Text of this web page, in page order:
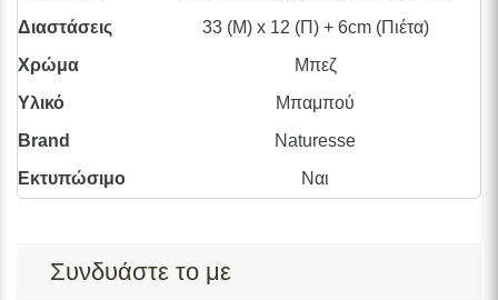
Διαστάσεις
33 (Μ) x 12 (Π) + 6cm (Πιέτα)
Χρώμα
Μπεζ
Υλικό
Μπαμπού
Brand
Naturesse
Εκτυπώσιμο
Ναι
Συνδυάστε το με